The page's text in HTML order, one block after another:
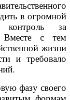
в огромной
контроль за
Вместе с тем
жизни
и требовало
фазу своего